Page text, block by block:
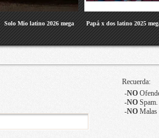
Solo Mio latino 2026 mega Papá x dos latino 2025
Recuerda:
-NO
-NOSpam.
-NOMalas